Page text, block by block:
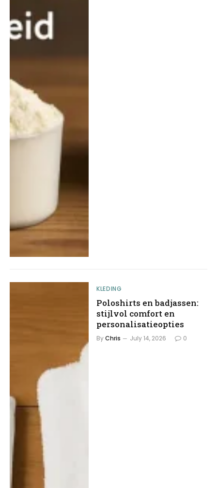
KLEDING
Poloshirts en badjassen:
stijlvol comfort en
personalisatieopties
ByChris July 14, 2026 0